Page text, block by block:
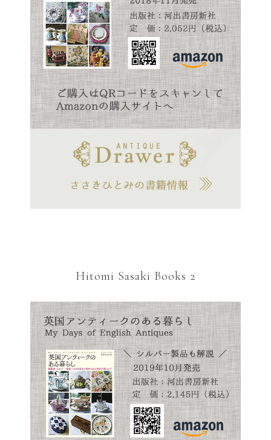
Hitomi Sasaki Books 2